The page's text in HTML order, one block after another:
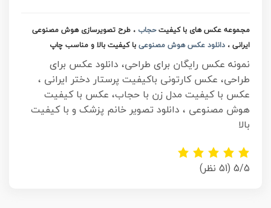
مجموعه عکس های با کیفیتحجاب ، طرح تصویرسازی هوش مصنوعی
ایرانی ، دانلود عکس هوش مصنوعی با کیفیت بالا و مناسب چاپ
نمونه عکس رایگان برای طراحی، دانلود عکس برای
طراحی، عکس کارتونی باکیفیت پرستار دختر ایرانی ،
عکس با کیفیت مدل زن با حجاب، عکس با کیفیت
هوش مصنوعی ، دانلود تصویر خانم پزشک و با کیفیت
بالا
5/5 (51 نظر)